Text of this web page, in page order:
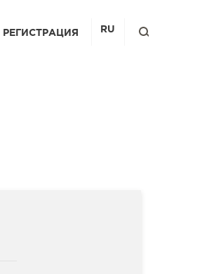
РЕГИСТРАЦИЯ RU